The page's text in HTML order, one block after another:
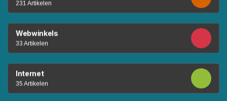
231 Artikelen
Webwinkels
33 Artikelen
Internet
35 Artikelen